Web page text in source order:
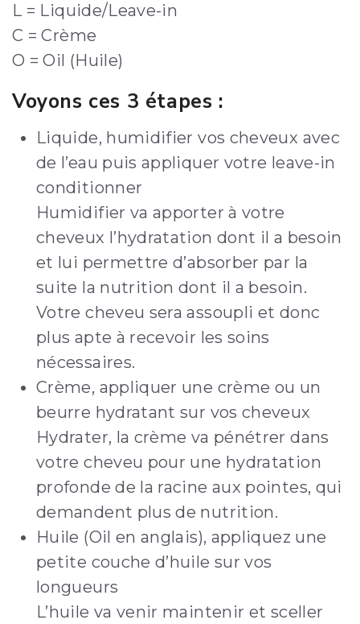
L = Liquide/Leave-in
C = Crème
O = Oil (Huile)
Voyons ces 3 étapes :
Liquide, humidifier vos cheveux avec
de l’eau puis appliquer votre leave-in
conditionner
Humidifier va apporter à votre
cheveux l’hydratation dont il a besoin
et lui permettre d’absorber par la
suite la nutrition dont il a besoin.
Votre cheveu sera assoupli et donc
plus apte à recevoir les soins
nécessaires.
Crème, appliquer une crème ou un
beurre hydratant sur vos cheveux
Hydrater, la crème va pénétrer dans
votre cheveu pour une hydratation
profonde de la racine aux pointes, qui
demandent plus de nutrition.
Huile (Oil en anglais), appliquez une
petite couche d’huile sur vos
longueurs
L’huile va venir maintenir et sceller